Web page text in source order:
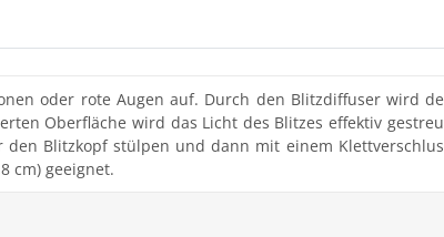
oder rote Augen auf. Durch den Blitzdiffuser wird
Oberfläche wird das Licht des Blitzes effektiv
Blitzkopf stülpen und dann mit einem
cm) geeignet.